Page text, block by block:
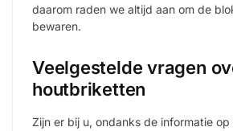
daarom raden we altijd aan om de
bewaren.
Veelgestelde vragen
houtbriketten
Zijn er bij u, ondanks de informatie